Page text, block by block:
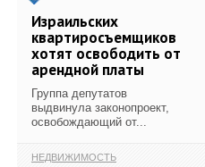
Израильских
квартиросъемщиков
хотят освободить от
арендной платы
Группа депутатов
выдвинула законопроект,
освобождающий от...
НЕДВИЖИМОСТЬ